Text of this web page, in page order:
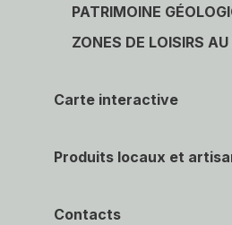
PATRIMOINE
ZONES DE LOISIRS AU
Carte interactive
Produits locaux et
Contacts